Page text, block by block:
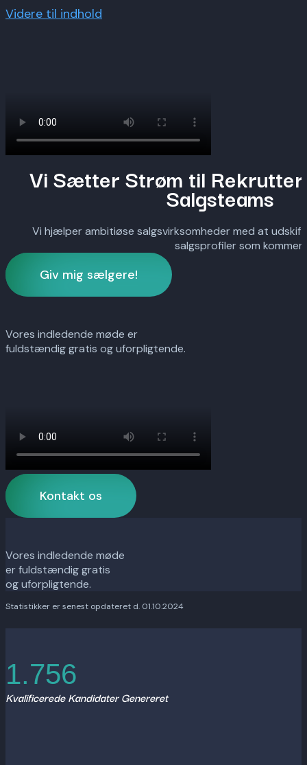
Videre til indhold
Vi Sætter Strøm til
Salgsteams
Vi hjælper ambitiøse salgsvirksomheder med at
salgsprofiler som
Giv mig sælgere!
Vores indledende møde er
fuldstændig gratis og uforpligtende.
Kontakt os
Vores indledende møde
er fuldstændig gratis
og uforpligtende.
Statistikker er senest opdateret d. 01.10.2024
1.756
Kvalificerede Kandidater Genereret